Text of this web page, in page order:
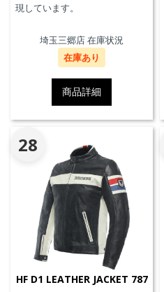
現しています。
埼玉三郷店 在庫状況
在庫あり
商品詳細
28
HF D1 LEATHER JACKET 787